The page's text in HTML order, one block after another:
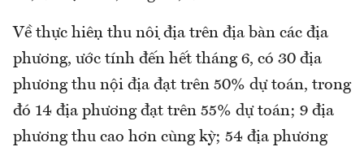
Về thực hiện thu nội địa trên địa bàn các địa
phương, ước tính đến hết tháng 6, có 30 địa
phương thu nội địa đạt trên 50% dự toán, trong
đó 14 địa phương đạt trên 55% dự toán; 9 địa
phương thu cao hơn cùng kỳ; 54 địa phương